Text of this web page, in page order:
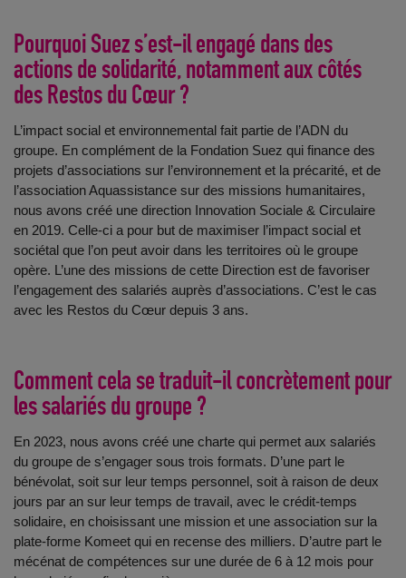
Pourquoi Suez s’est-il engagé dans des
actions de solidarité, notamment aux côtés
des Restos du Cœur ?
L’impact social et environnemental fait partie de l’ADN du
groupe. En complément de la Fondation Suez qui finance des
projets d’associations sur l’environnement et la précarité, et de
l’association Aquassistance sur des missions humanitaires,
nous avons créé une direction Innovation Sociale & Circulaire
en 2019. Celle-ci a pour but de maximiser l’impact social et
sociétal que l’on peut avoir dans les territoires où le groupe
opère. L’une des missions de cette Direction est de favoriser
l’engagement des salariés auprès d’associations. C’est le cas
avec les Restos du Cœur depuis 3 ans.
Comment cela se traduit-il concrètement pour
les salariés du groupe ?
En 2023, nous avons créé une charte qui permet aux salariés
du groupe de s’engager sous trois formats. D’une part le
bénévolat, soit sur leur temps personnel, soit à raison de deux
jours par an sur leur temps de travail, avec le crédit-temps
solidaire, en choisissant une mission et une association sur la
plate-forme Komeet qui en recense des milliers. D’autre part le
mécénat de compétences sur une durée de 6 à 12 mois pour